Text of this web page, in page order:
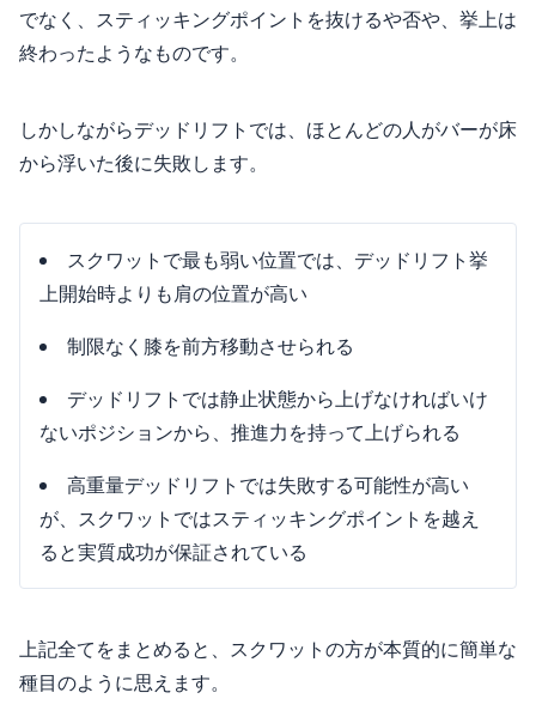
でなく、スティッキングポイントを抜けるや否や、挙上は
終わったようなものです。
しかしながらデッドリフトでは、ほとんどの人がバーが床
から浮いた後に失敗します。
スクワットで最も弱い位置では、デッドリフト挙
上開始時よりも肩の位置が高い
制限なく膝を前方移動させられる
デッドリフトでは静止状態から上げなければいけ
ないポジションから、推進力を持って上げられる
高重量デッドリフトでは失敗する可能性が高い
が、スクワットではスティッキングポイントを越え
ると実質成功が保証されている
上記全てをまとめると、スクワットの方が本質的に簡単な
種目のように思えます。